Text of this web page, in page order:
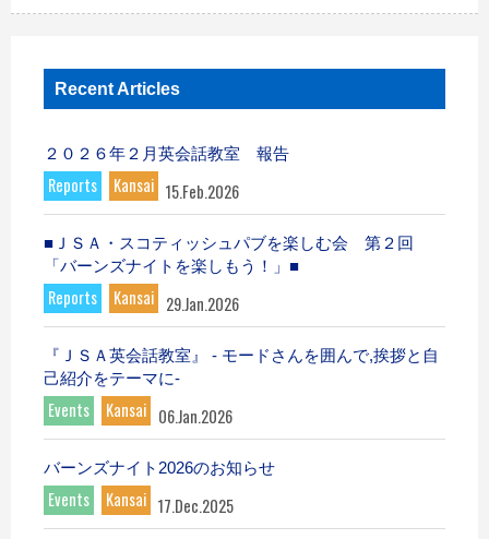
Recent Articles
２０２６年２月英会話教室 報告
Reports Kansai 15.Feb.2026
■ＪＳＡ・スコティッシュパブを楽しむ会 第２回
「バーンズナイトを楽しもう！」■
Reports Kansai 29.Jan.2026
『ＪＳＡ英会話教室』 - モードさんを囲んで,挨拶と自
己紹介をテーマに-
Events Kansai 06.Jan.2026
バーンズナイト2026のお知らせ
Events Kansai 17.Dec.2025